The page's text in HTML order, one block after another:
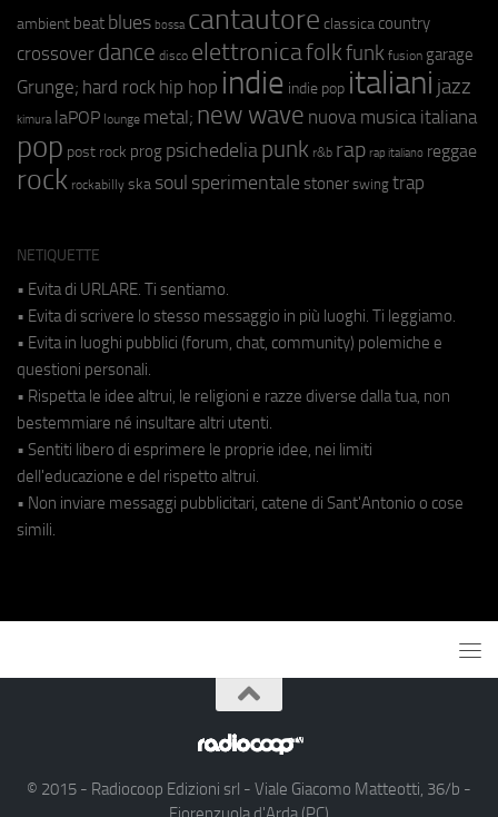
ambient beat blues bossa cantautore classica country
crossover dance disco elettronicafolkfunk fusion garage
Grunge; hard rock hip hop indie indie pop italiani jazz
kimura laPOP lounge metal; new wave nuova musica italiana
pop post rock prog psichedeliapunk r&b rap rap italiano reggae
rock rockabilly ska soul sperimentale stoner swing trap
NETIQUETTE
• Evita di URLARE. Ti sentiamo.
• Evita di scrivere lo stesso messaggio in più luoghi. Ti leggiamo.
• Evita in luoghi pubblici (forum, chat, community) polemiche e
questioni personali.
• Rispetta le idee altrui, le religioni e razze diverse dalla tua, non
bestemmiare né insultare altri utenti.
• Sentiti libero di esprimere le proprie idee, nei limiti
dell'educazione e del rispetto altrui.
• Non inviare messaggi pubblicitari, catene di Sant'Antonio o cose
simili.
© 2015 - Radiocoop Edizioni srl - Viale Giacomo Matteotti, 36/b -